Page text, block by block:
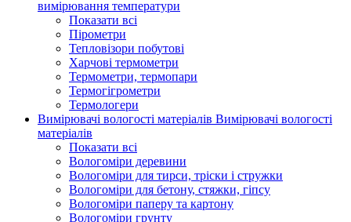
вимірювання температури
Показати всі
Пірометри
Тепловізори побутові
Харчові термометри
Термометри, термопари
Термогігрометри
Термологери
Вимірювачі вологості матеріалів Вимірювачі вологості
матеріалів
Показати всі
Вологоміри деревини
Вологоміри для тирси, тріски і стружки
Вологоміри для бетону, стяжки, гіпсу
Вологоміри паперу та картону
Вологоміри грунту